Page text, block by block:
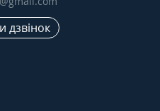
дзвінок